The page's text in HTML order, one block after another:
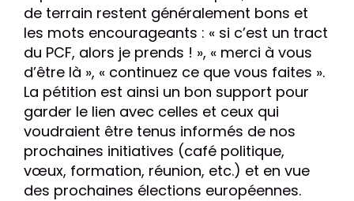
de terrain restent généralement bons et
les mots encourageants : « si c’est un tract
du PCF, alors je prends ! », « merci à vous
d’être là », « continuez ce que vous faites ».
La pétition est ainsi un bon support pour
garder le lien avec celles et ceux qui
voudraient être tenus informés de nos
prochaines initiatives (café politique,
vœux, formation, réunion, etc.) et en vue
des prochaines élections européennes.